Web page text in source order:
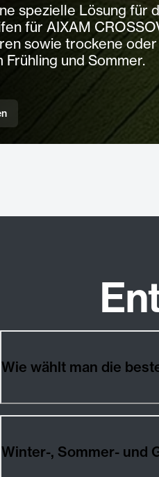
spezielle Lösung für
für AIXAM
sowie trockene
Frühling und Sommer.
Wie wählt man die
Winter-, Sommer- und